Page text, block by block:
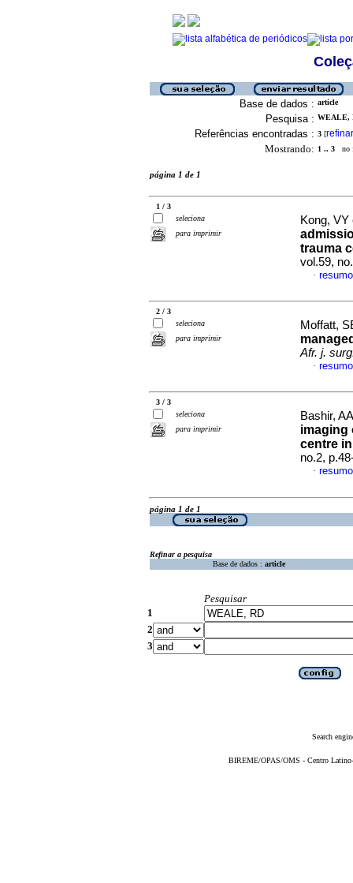
Base de dados : article
Pesquisa : WEALE,
Referências encontradas : 3 [refinar
Mostrando: 1 .. 3 no
página 1 de 1
1 / 3
seleciona
para imprimir
Kong,
trauma
vol.59,
·
2 / 3
seleciona
para imprimir
Moffatt,
Afr. j.
·
3 / 3
seleciona
para imprimir
Bashir,
imaging
centre
no.2,
·
página 1 de 1
Refinar a pesquisa
Base de dados : article
Pesquisar
1
2
3
Search
BIREME/OPAS/OMS - Centro Latino-